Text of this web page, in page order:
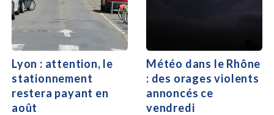
Lyon : attention, le
stationnement
restera payant en
août
Météo dans le Rhône
: des orages violents
annoncés ce
vendredi